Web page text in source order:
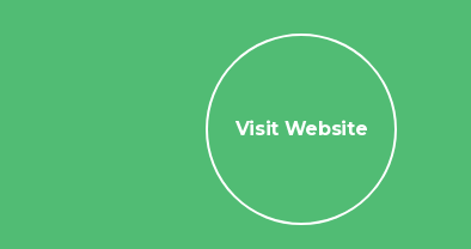
Visit Website